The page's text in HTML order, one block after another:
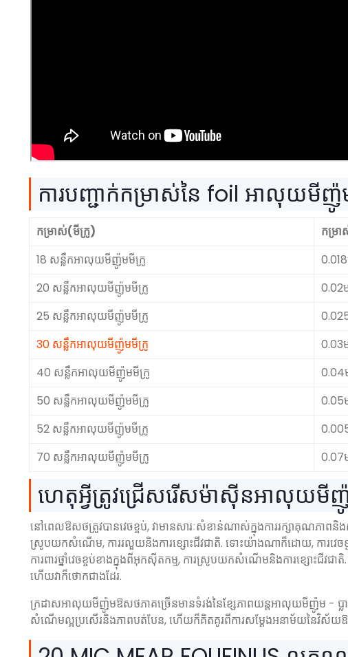
ការបញ្ជាក់កម្រាស់នៃ foil អាលុយមី
កម្រាស់(មីក្រូ)
កម្រ
18 សន្លឹកអាលុយមីញ៉ូមមីក្រូ
20 សន្លឹកអាលុយមីញ៉ូមមីក្រូ
0.02
25 សន្លឹកអាលុយមីញ៉ូមមីក្រូ
30 សន្លឹកអាលុយមីញ៉ូមមីក្រូ
0.03
40 សន្លឹកអាលុយមីញ៉ូមមីក្រូ
0.04
50 សន្លឹកអាលុយមីញ៉ូមមីក្រូ
0.05
52 សន្លឹកអាលុយមីញ៉ូមមីក្រូ
70 សន្លឹកអាលុយមីញ៉ូមមីក្រូ
0.07
ហេតុអ្វីត្រូវជ្រើសរើសម៉ាស៊ីនអាលុយមីញ៉ូម
នៅពេលឱសថត្រូវបានវេចខ្ចប់, វាមានសារៈសំខាន់ណាស់ក្នុងការរក្សាគុណភាពនិង
ស្រូបយកសំណើម, ការរលួយនិងការខ្សោះជីវជាតិ. ទោះយ៉ាងណាក៏ដោយ, ការវេច
ការពារថ្នាំវេចខ្ចប់ខាងក្នុងពីអុកស៊ីតកម្ម, ការស្រូបយកសំណើមនិងការខ្សោះជីវជ
ហើយវាក៏ថោកជាងដែរ.
ក្រដាសអាលុយមីញ៉ូមឱសថភាគច្រើនមានទំរង់នៃខ្សែភាពយន្តអាលុយមីញ៉ូម - ប្
សំណើមល្អប្រសើរនិងភាពបត់បែន, ហើយក៏គិតគូរពីការសម្តែងអនាម័យនៃវិស័យ